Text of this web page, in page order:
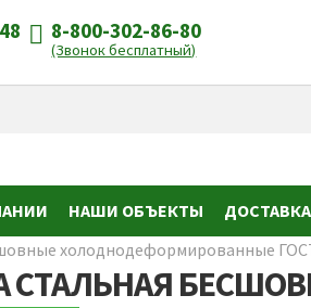
8-800-302-86-80
(Звонок бесплатный)
НАШИ ОБЪЕКТЫ
холоднодеформированные
СТАЛЬНАЯ